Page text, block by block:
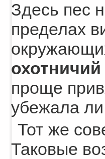
Здесь пес
пределах
проще
убежала
Тот же
Таковые